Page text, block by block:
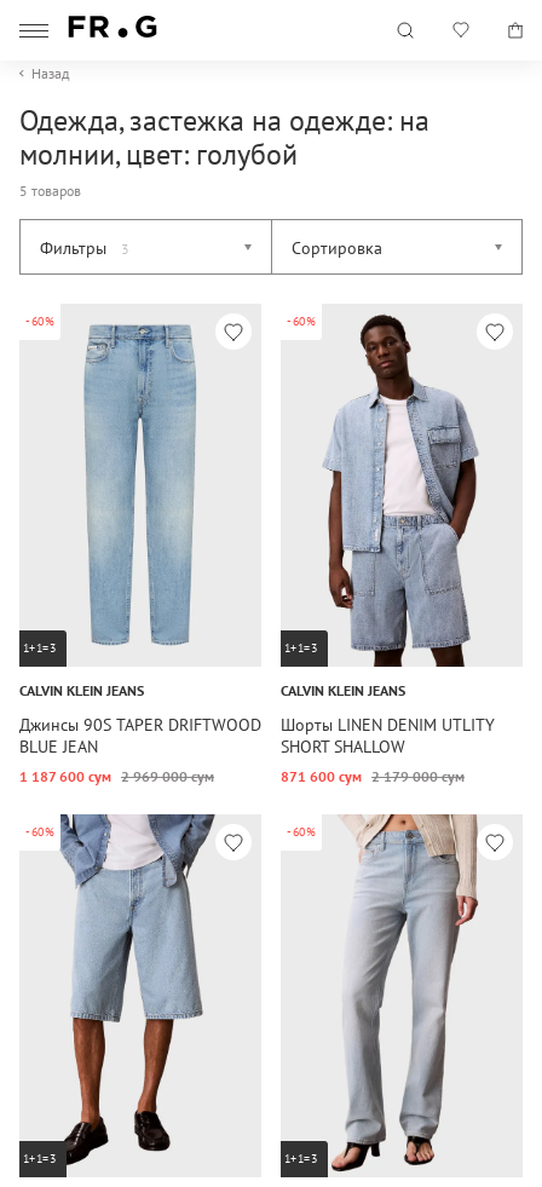
Назад
Одежда, застежка на одежде: на
молнии, цвет: голубой
5 товаров
Фильтры 3 Сортировка
-60%
1+1=3
CALVIN KLEIN JEANS
Джинсы 90S TAPER DRIFTWOOD
BLUE JEAN
1 187 600 сум 2 969 000 сум
-60%
1+1=3
CALVIN KLEIN JEANS
Шорты LINEN DENIM UTLITY
SHORT SHALLOW
871 600 сум 2 179 000 сум
-60%
1+1=3
-60%
1+1=3